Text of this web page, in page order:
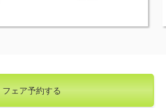
フェア予約する